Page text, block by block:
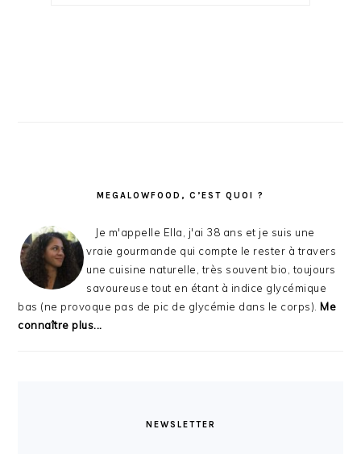
MEGALOWFOOD, C’EST QUOI ?
Je m'appelle Ella, j'ai 38 ans et je suis une
vraie gourmande qui compte le rester à travers
une cuisine naturelle, très souvent bio, toujours
savoureuse tout en étant à indice glycémique
bas (ne provoque pas de pic de glycémie dans le corps). Me
connaître plus...
NEWSLETTER